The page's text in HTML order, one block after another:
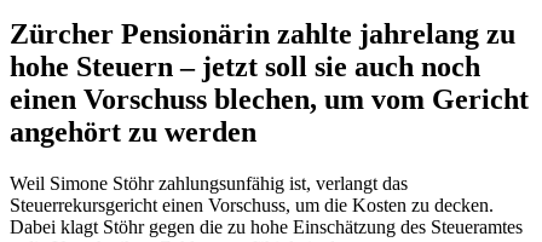
Zürcher Pensionärin zahlte jahrelang zu
hohe Steuern – jetzt soll sie auch noch
einen Vorschuss blechen, um vom Gericht
angehört zu werden
Weil Simone Stöhr zahlungsunfähig ist, verlangt das
Steuerrekursgericht einen Vorschuss, um die Kosten zu decken.
Dabei klagt Stöhr gegen die zu hohe Einschätzung des Steueramtes